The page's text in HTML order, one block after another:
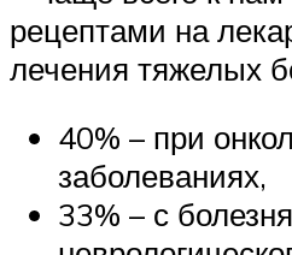
рецептами на
лечения тяжелых
40% – при
заболеваниях,
33% – с